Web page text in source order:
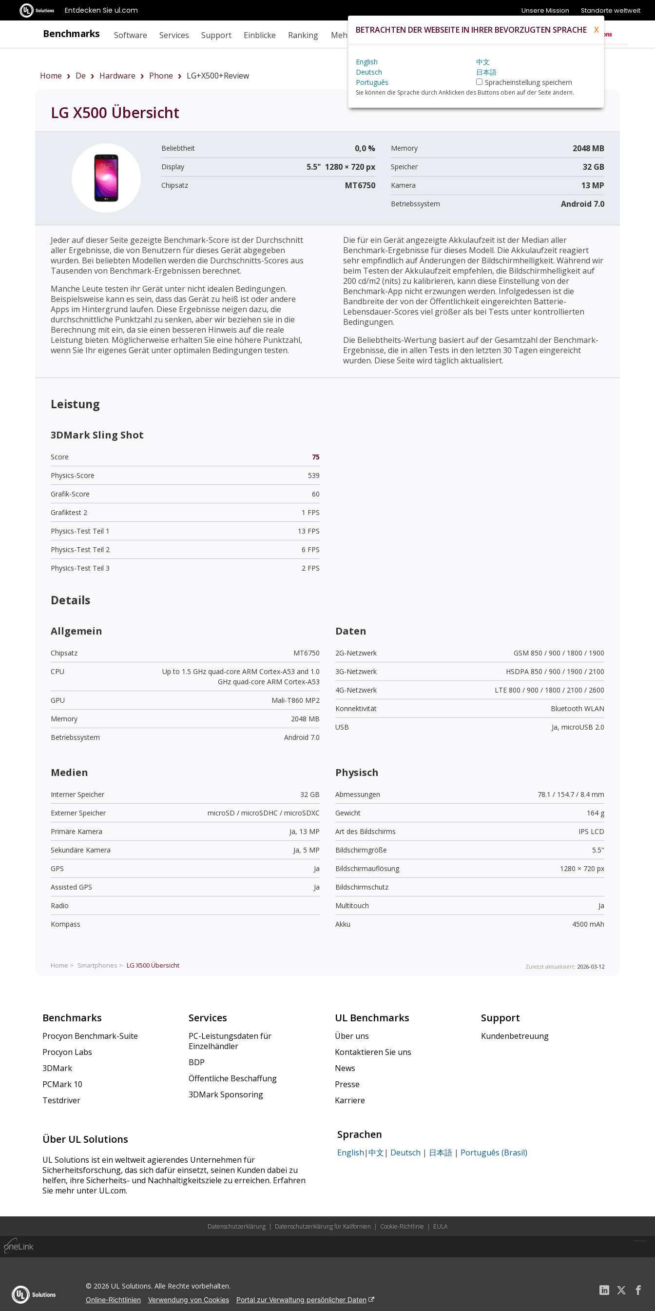
Entdecken Sie ul.com Unsere Mission Standorte weltweit
Benchmarks Software Services Support Einblicke Ranking Mehr
Home De Hardware Phone LG+X500+review
LG X500 Übersicht
Beliebtheit 0,0 %
Display 5.5" 1280 × 720 px
Chipsatz MT6750
Memory 2048 MB
Speicher 32 GB
Kamera 13 MP
Betriebssystem Android 7.0
Jeder auf dieser Seite gezeigte Benchmark-Score ist der Durchschnitt
aller Ergebnisse, die von Benutzern für dieses Gerät abgegeben
wurden. Bei beliebten Modellen werden die Durchschnitts-Scores aus
Tausenden von Benchmark-Ergebnissen berechnet.
Manche Leute testen ihr Gerät unter nicht idealen Bedingungen.
Beispielsweise kann es sein, dass das Gerät zu heiß ist oder andere
Apps im Hintergrund laufen. Diese Ergebnisse neigen dazu, die
durchschnittliche Punktzahl zu senken, aber wir beziehen sie in die
Berechnung mit ein, da sie einen besseren Hinweis auf die reale
Leistung bieten. Möglicherweise erhalten Sie eine höhere Punktzahl,
wenn Sie Ihr eigenes Gerät unter optimalen Bedingungen testen.
Die für ein Gerät angezeigte Akkulaufzeit ist der Median aller
Benchmark-Ergebnisse für dieses Modell. Die Akkulaufzeit reagiert
sehr empfindlich auf Änderungen der Bildschirmhelligkeit. Während wir
beim Testen der Akkulaufzeit empfehlen, die Bildschirmhelligkeit auf
200 cd/m2 (nits) zu kalibrieren, kann diese Einstellung von der
Benchmark-App nicht erzwungen werden. Infolgedessen ist die
Bandbreite der von der Öffentlichkeit eingereichten Batterie-
Lebensdauer-Scores viel größer als bei Tests unter kontrollierten
Bedingungen.
Die Beliebtheits-Wertung basiert auf der Gesamtzahl der Benchmark-
Ergebnisse, die in allen Tests in den letzten 30 Tagen eingereicht
wurden. Diese Seite wird täglich aktualisiert.
Leistung
3DMark Sling Shot
Score
75
Physics-Score
539
Grafik-Score
60
Grafiktest 2
1 FPS
Physics-Test Teil 1
13 FPS
Physics-Test Teil 2
6 FPS
Physics-Test Teil 3
2 FPS
Details
Allgemein
Chipsatz
MT6750
CPU
Up to 1.5 GHz quad-core ARM Cortex-A53 and 1.0
GHz quad-core ARM Cortex-A53
GPU
Mali-T860 MP2
Memory
2048 MB
Betriebssystem
Android 7.0
Daten
2G-Netzwerk
GSM 850 / 900 / 1800 / 1900
3G-Netzwerk
HSDPA 850 / 900 / 1900 / 2100
4G-Netzwerk
LTE 800 / 900 / 1800 / 2100 / 2600
Konnektivität
Bluetooth WLAN
USB
Ja, microUSB 2.0
Medien
Interner Speicher
32 GB
Externer Speicher
microSD / microSDHC / microSDXC
Primäre Kamera
Ja, 13 MP
Sekundäre Kamera
Ja, 5 MP
GPS
Ja
Assisted GPS
Ja
Radio
Kompass
Physisch
Abmessungen
78.1 / 154.7 / 8.4 mm
Gewicht
164 g
Art des Bildschirms
IPS LCD
Bildschirmgröße
5.5"
Bildschirmauflösung
1280 × 720 px
Bildschirmschutz
Multitouch
Ja
Akku
4500 mAh
Home > Smartphones > LG X500Übersicht Zuletzt aktualisiert: 2026-03-12
Benchmarks
Procyon Benchmark-Suite
Procyon Labs
3DMark
PCMark 10
Testdriver
Services
PC-Leistungsdaten für
Einzelhändler
BDP
Öffentliche Beschaffung
3DMark Sponsoring
UL Benchmarks
Über uns
Kontaktieren Sie uns
News
Presse
Karriere
Support
Kundenbetreuung
Über UL Solutions
UL Solutions ist ein weltweit agierendes Unternehmen für
Sicherheitsforschung, das sich dafür einsetzt, seinen Kunden dabei zu
helfen, ihre Sicherheits- und Nachhaltigkeitsziele zu erreichen. Erfahren
Sie mehr unter UL.com.
Sprachen
English|中文| Deutsch | 日本語 | Português (Brasil)
Datenschutzerklärung | Datenschutzerklärung für Kalifornien | Cookie-Richtlinie | EULA
BETRACHTEN DER WEBSEITE IN IHRER BEVORZUGTEN SPRACHE X
English
中文
Deutsch
日本語
Português
Spracheinstellung speichern
Sie können die Sprache durch Anklicken des Buttons oben auf der Seite ändern.
© 2026 UL Solutions. Alle Rechte vorbehalten.
Online-Richtlinien Verwendung von Cookies Portal zur Verwaltung persönlicher Daten